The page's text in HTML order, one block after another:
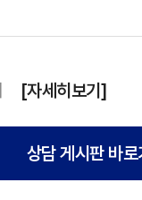
[자세히보기]
상담 게시판 바